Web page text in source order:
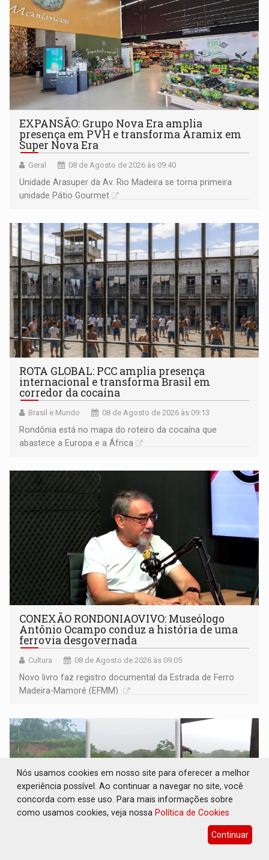
EXPANSÃO: Grupo Nova Era amplia
presença em PVH e transforma Aramix em
Super Nova Era
Geral 08 de Agosto de 2026 às 09:40
Unidade Arasuper da Av. Rio Madeira se torna primeira
unidade Pátio Gourmet
ROTA GLOBAL: PCC amplia presença
internacional e transforma Brasil em
corredor da cocaína
Brasil e Mundo 08 de Agosto de 2026 às 09:13
Rondônia está no mapa do roteiro da cocaína que
abastece a Europa e a África
CONEXÃO RONDONIAOVIVO: Museólogo
Antônio Ocampo conduz a história de uma
ferrovia desgovernada
Cultura 08 de Agosto de 2026 às 09:05
Novo livro faz registro documental da Estrada de Ferro
Madeira-Mamoré (EFMM)
Nós usamos cookies em nosso site para oferecer a melhor
experiência possível. Ao continuar a navegar no site, você
concorda com esse uso. Para mais informações sobre
como usamos cookies, veja nossa Política de Cookies
Continuar